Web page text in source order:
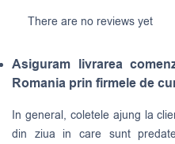
There are no reviews yet
Asiguram livrarea
Romania prin firmele de
In general, coletele ajung la
din ziua in care sunt